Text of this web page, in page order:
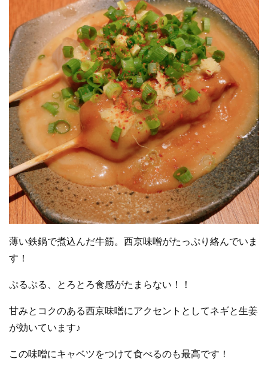
薄い鉄鍋で煮込んだ牛筋。西京味噌がたっぷり絡んでいま
す！
ぷるぷる、とろとろ食感がたまらない！！
甘みとコクのある西京味噌にアクセントとしてネギと生姜
が効いています♪
この味噌にキャベツをつけて食べるのも最高です！